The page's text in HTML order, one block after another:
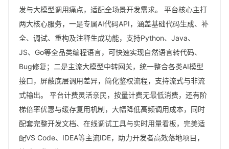
发与大模型调用痛点，适配全场景开发需求。 平台核心主打
两大核心服务，一是专属AI代码API，涵盖基础代码生成、补
全、调试、重构及注释生成功能，支持Python、Java、
JS、Go等全品类编程语言，可快速实现自然语言转代码、
Bug修复；二是主流大模型中转网关，统一整合各类AI模型
接口，屏蔽底层调用差异，简化鉴权流程，支持流式与非流
式输出。 平台计费灵活亲民，按量计费无最低消费，还有阶
梯倍率优惠与缓存复用机制，大幅降低高频调用成本，同时
配套完整开发文档、在线调试工具与实时用量看板，完美适
配VS Code、IDEA等主流IDE，助力开发者高效落地项目，